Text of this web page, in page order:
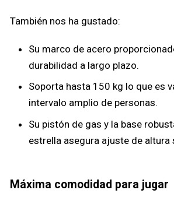
También nos ha gustado:
Su marco de acero
durabilidad a largo plazo.
Soporta hasta 150 kg lo que es
intervalo amplio de personas.
Su pistón de gas y la base
estrella asegura ajuste de altura
Máxima comodidad para jugar